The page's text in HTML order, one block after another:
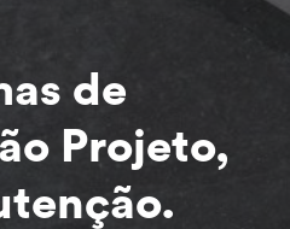
de
Projeto,